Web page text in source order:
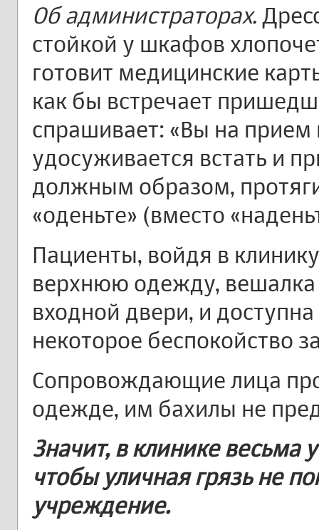
Об администраторах.
стойкой у шкафов
готовит медицинские
как бы встречает
спрашивает: «Вы на прием
удосуживается встать и
должным образом,
«оденьте» (вместо
Пациенты, войдя в
верхнюю одежду,
входной двери, и
некоторое беспокойство
Сопровождающие лица
одежде, им бахилы не
Значит, в клинике весьма
чтобы уличная грязь не
учреждение.